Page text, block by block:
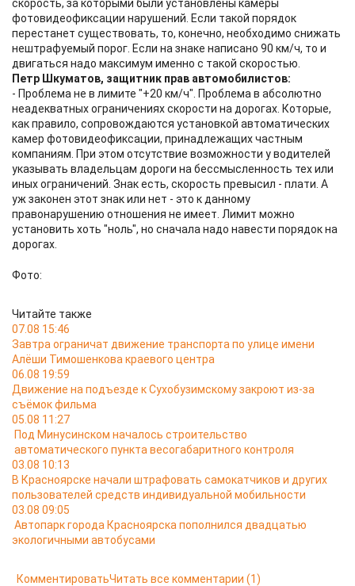
скорость, за которыми были установлены камеры
фотовидеофиксации нарушений. Если такой порядок
перестанет существовать, то, конечно, необходимо снижать
нештрафуемый порог. Если на знаке написано 90 км/ч, то и
двигаться надо максимум именно с такой скоростью.
Петр Шкуматов, защитник прав автомобилистов:
- Проблема не в лимите "+20 км/ч". Проблема в абсолютно
неадекватных ограничениях скорости на дорогах. Которые,
как правило, сопровождаются установкой автоматических
камер фотовидеофиксации, принадлежащих частным
компаниям. При этом отсутствие возможности у водителей
указывать владельцам дороги на бессмысленность тех или
иных ограничений. Знак есть, скорость превысил - плати. А
уж законен этот знак или нет - это к данному
правонарушению отношения не имеет. Лимит можно
установить хоть "ноль", но сначала надо навести порядок на
дорогах.
Фото:
Читайте также
07.08 15:46
Завтра ограничат движение транспорта по улице имени
Алёши Тимошенкова краевого центра
06.08 19:59
Движение на подъезде к Сухобузимскому закроют из-за
съёмок фильма
05.08 11:27
Под Минусинском началось строительство
автоматического пункта весогабаритного контроля
03.08 10:13
В Красноярске начали штрафовать самокатчиков и других
пользователей средств индивидуальной мобильности
03.08 09:05
Автопарк города Красноярска пополнился двадцатью
экологичными автобусами
КомментироватьЧитать все комментарии (1)